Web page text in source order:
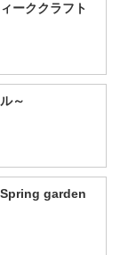
ーククラフト
～
garden